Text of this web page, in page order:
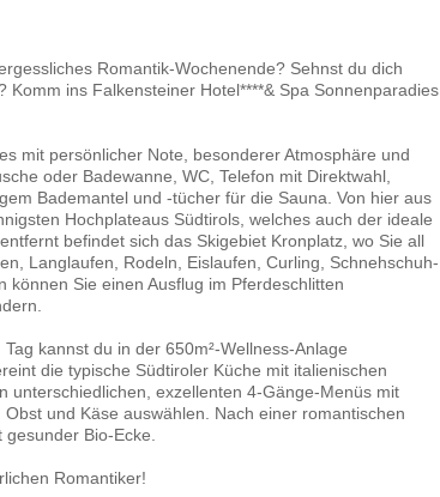
Romantik-Wochenende? Sehnst du dich
ins Falkensteiner Hotel****& Spa Sonnenparadies
mit persönlicher Note, besonderer Atmosphäre und
oder Badewanne, WC, Telefon mit Direktwahl,
Bademantel und -tücher für die Sauna. Von hier aus
Hochplateaus Südtirols, welches auch der ideale
befindet sich das Skigebiet Kronplatz, wo Sie all
Langlaufen, Rodeln, Eislaufen, Curling, Schnehschuh-
Sie einen Ausflug im Pferdeschlitten
kannst du in der 650m²-Wellness-Anlage
die typische Südtiroler Küche mit italienischen
unterschiedlichen, exzellenten 4-Gänge-Menüs mit
und Käse auswählen. Nach einer romantischen
Bio-Ecke.
Romantiker!